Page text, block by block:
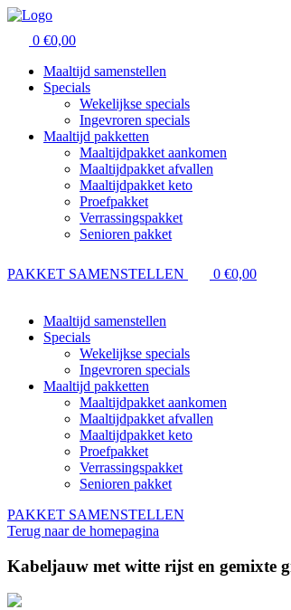
0 €0,00
Maaltijd samenstellen
Specials
Wekelijkse specials
Ingevroren specials
Maaltijd pakketten
Maaltijdpakket aankomen
Maaltijdpakket afvallen
Maaltijdpakket keto
Proefpakket
Verrassingspakket
Senioren pakket
PAKKET SAMENSTELLEN 0 €0,00
Maaltijd samenstellen
Specials
Wekelijkse specials
Ingevroren specials
Maaltijd pakketten
Maaltijdpakket aankomen
Maaltijdpakket afvallen
Maaltijdpakket keto
Proefpakket
Verrassingspakket
Senioren pakket
PAKKET SAMENSTELLEN
Terug naar de homepagina
Kabeljauw met witte rijst en gemixte